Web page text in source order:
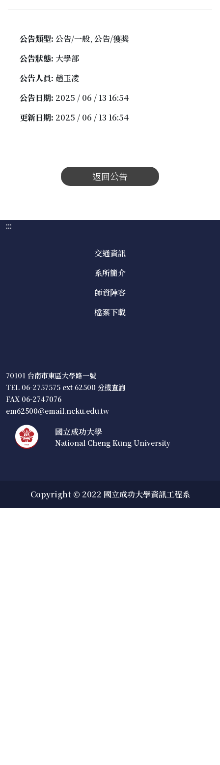
公告類型: 公告/一般, 公告/獲獎
公告狀態: 大學部
公告人員: 趙玉凌
公告日期: 2025 / 06 / 13 16:54
更新日期: 2025 / 06 / 13 16:54
返回公告
:::
交通資訊
系所簡介
師資陣容
檔案下載
70101 台南市東區大學路一號
TEL 06-2757575 ext 62500 分機查詢
FAX 06-2747076
em62500@email.ncku.edu.tw
國立成功大學
National Cheng Kung University
Copyright © 2022 國立成功大學資訊工程系